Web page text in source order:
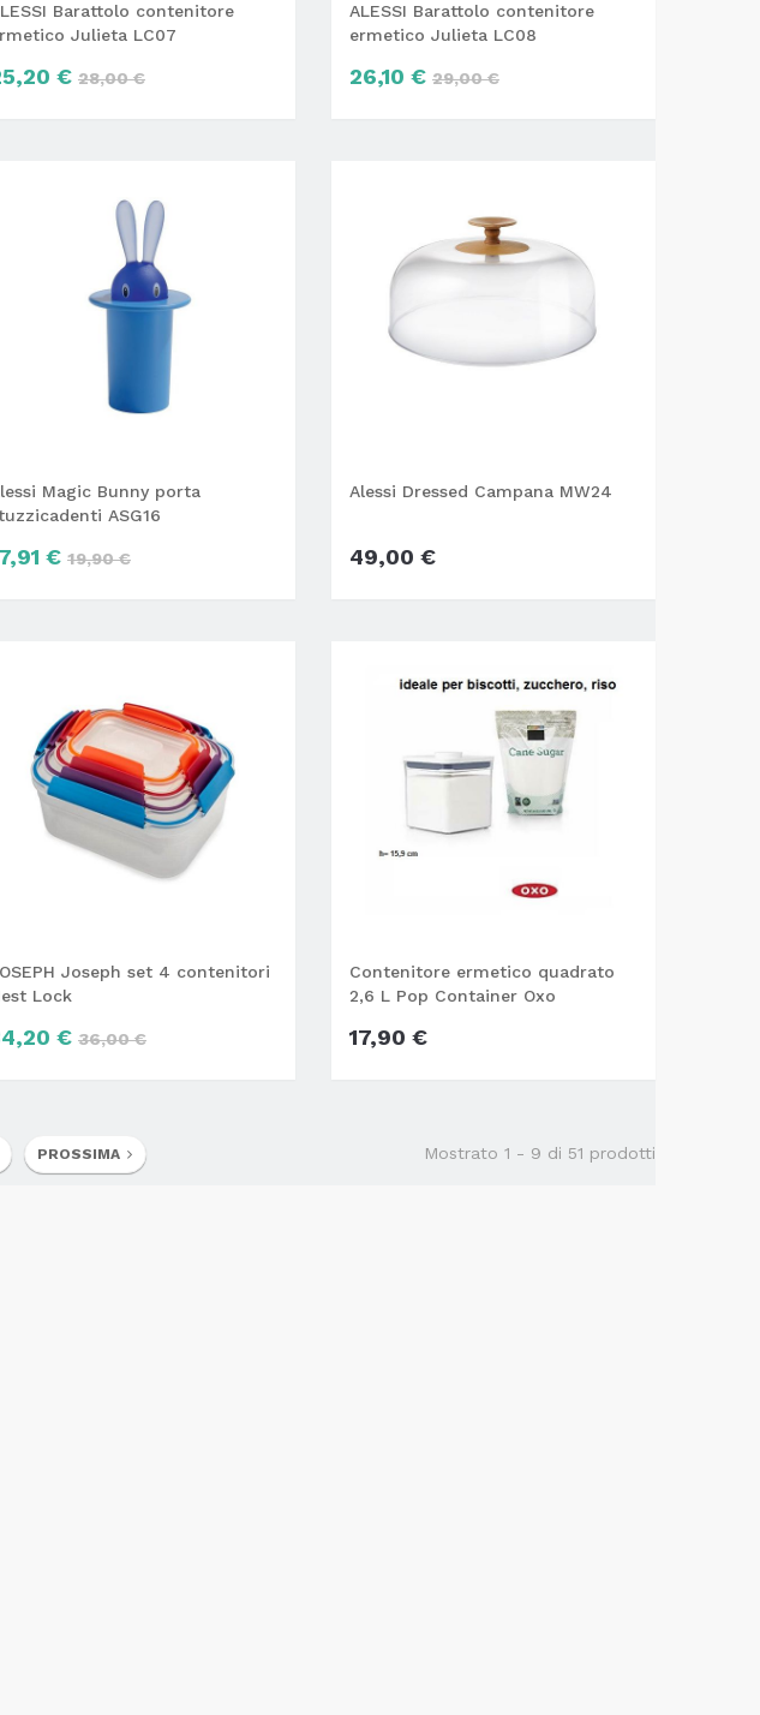
Barattolo contenitore
Julieta LC07
€ 28,00 €
ALESSI Barattolo contenitore
ermetico Julieta LC08
26,10 € 29,00 €
Magic Bunny porta
ASG16
€ 19,90 €
Alessi Dressed Campana MW24
49,00 €
Joseph set 4 contenitori
Lock
€ 36,00 €
Contenitore ermetico quadrato
2,6 L Pop Container Oxo
17,90 €
PROSSIMA Mostrato 1 - 9 di 51 prodotti